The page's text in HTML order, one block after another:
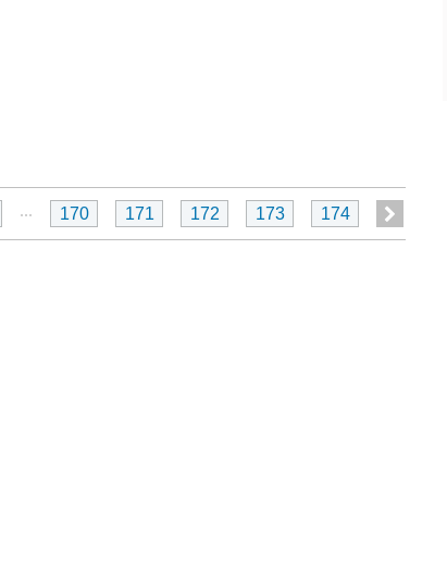
... 170 171 172 173 174